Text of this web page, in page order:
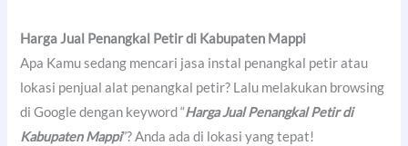
Harga Jual Penangkal Petir di Kabupaten Mappi
Apa Kamu sedang mencari jasa instal penangkal petir atau
lokasi penjual alat penangkal petir? Lalu melakukan browsing
di Google dengan keyword “Harga Jual Penangkal Petir di
Kabupaten Mappi”? Anda ada di lokasi yang tepat!